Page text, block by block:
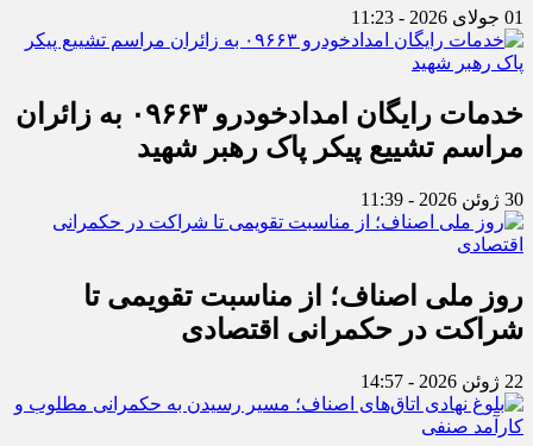
01 جولای 2026 - 11:23
خدمات رایگان امدادخودرو ۰۹۶۶۳ به زائران
مراسم تشییع پیکر پاک رهبر شهید
30 ژوئن 2026 - 11:39
روز ملی اصناف؛ از مناسبت تقویمی تا
شراکت در حکمرانی اقتصادی
22 ژوئن 2026 - 14:57